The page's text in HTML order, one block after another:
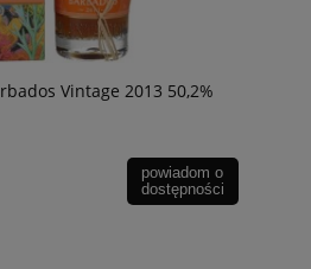
Vintage 2013 50,2%
powiadom o
dostępności